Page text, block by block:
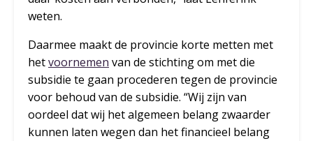
weten.
Daarmee maakt de provincie korte metten met
hetvoornemen van de stichting om met die
subsidie te gaan procederen tegen de provincie
voor behoud van de subsidie. “Wij zijn van
oordeel dat wij het algemeen belang zwaarder
kunnen laten wegen dan het financieel belang